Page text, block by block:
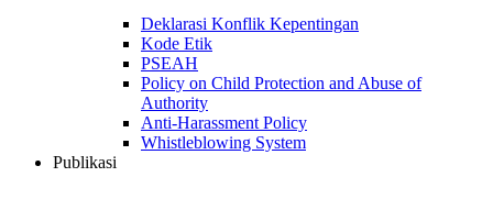
Deklarasi Konflik Kepentingan
Kode Etik
PSEAH
Policy on Child Protection and Abuse of
Authority
Anti-Harassment Policy
Whistleblowing System
Publikasi